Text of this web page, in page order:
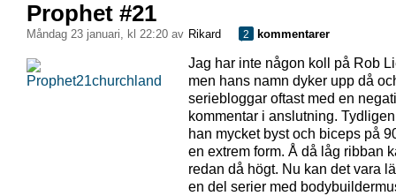
Prophet #21
måndag 23 januari, kl 22:20 av Rikard 2 kommentarer
Jag har inte någon koll på Rob
men hans namn dyker upp då
seriebloggar oftast med en
kommentar i anslutning.
han mycket byst och biceps på
en extrem form. Å då låg ribban
redan då högt. Nu kan det vara
en del serier med